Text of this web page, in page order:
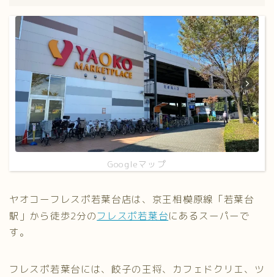
Googleマップ
ヤオコーフレスポ若葉台店は、京王相模原線「若葉台
駅」から徒歩2分のフレスポ若葉台にあるスーパーで
す。
フレスポ若葉台には、餃子の王将、カフェドクリエ、ツ